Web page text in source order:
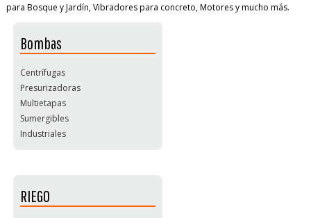
para Bosque y Jardín, Vibradores para concreto, Motores y mucho más.
Bombas
Centrífugas
Presurizadoras
Multietapas
Sumergibles
Industriales
RIEGO